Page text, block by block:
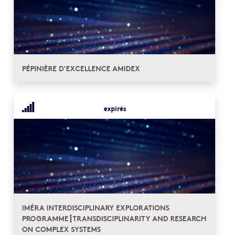
PÉPINIÈRE D'EXCELLENCE AMIDEX
expirés
IMÉRA INTERDISCIPLINARY EXPLORATIONS
PROGRAMME┋TRANSDISCIPLINARITY AND RESEARCH
ON COMPLEX SYSTEMS